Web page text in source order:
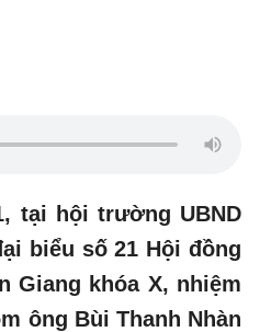
tại hội trường UBND
biểu số 21 Hội đồng
Giang khóa X, nhiệm
ông Bùi Thanh Nhàn